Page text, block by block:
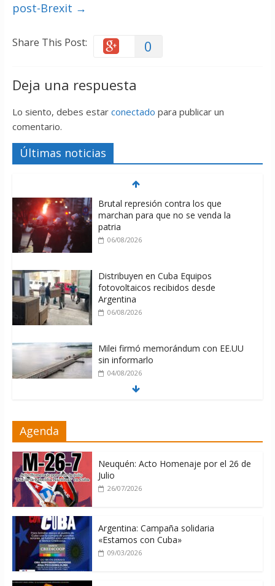
post-Brexit →
Share This Post: 0
Deja una respuesta
Lo siento, debes estar conectado para publicar un
comentario.
Últimas noticias
Brutal represión contra los que
marchan para que no se venda la
patria
06/08/2026
Distribuyen en Cuba Equipos
fotovoltaicos recibidos desde
Argentina
06/08/2026
Milei firmó memorándum con EE.UU
sin informarlo
04/08/2026
con Rusia y China
Agenda
Neuquén: Acto Homenaje por el 26 de
Julio
26/07/2026
Argentina: Campaña solidaria
«Estamos con Cuba»
09/03/2026